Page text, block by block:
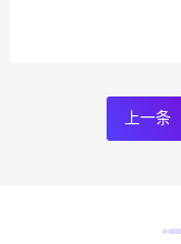
上一条